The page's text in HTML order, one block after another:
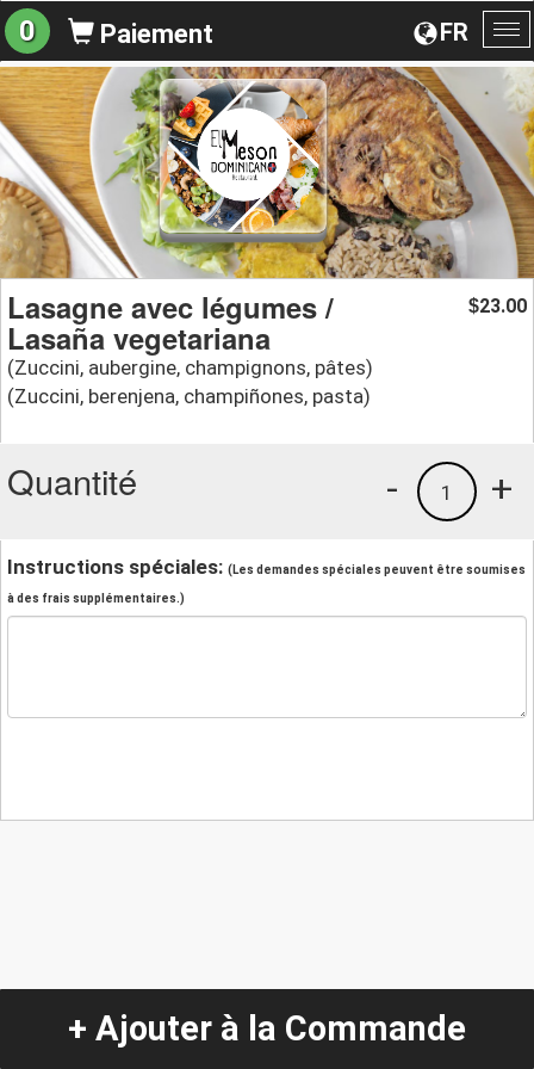
la
FR
0 Paiement
Lasagne avec légumes /
Lasaña vegetariana
(Zuccini, aubergine, champignons, pâtes)
(Zuccini, berenjena, champiñones, pasta)
$23.00
Quantité +
1
-
Instructions spéciales: (Les demandes spéciales peuvent être soumises
à des frais supplémentaires.)
+ Ajouter à la Commande